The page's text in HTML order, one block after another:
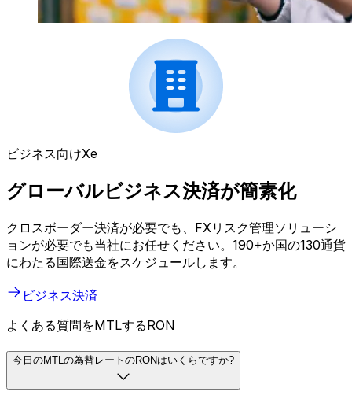
ビジネス向けXe
グローバルビジネス決済が簡素化
クロスボーダー決済が必要でも、FXリスク管理ソリューシ
ョンが必要でも当社にお任せください。190+か国の130通貨
にわたる国際送金をスケジュールします。
ビジネス決済
よくある質問をMTLするRON
今日のMTLの為替レートのRONはいくらですか?